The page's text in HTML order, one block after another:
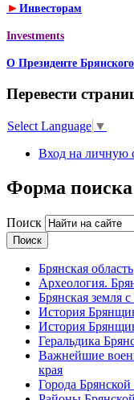
► Инвесторам
Investments
О Президенте
Перевести
Select Language ▼
Вход на личную
Форма поиска
Поиск
Брянская область
Археология.
Брянская земля
История
История
Геральдика
Важнейшие
края
Города Брянской